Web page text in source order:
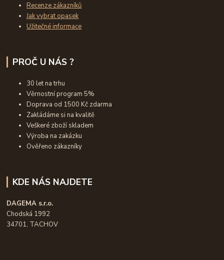
Recenze zákazníků
Jak vybrat opasek
Užitečné informace
PROČ U NÁS ?
30 let na trhu
Věrnostní program 5%
Doprava od 1500 Kč zdarma
Zakládáme si na kvalitě
Veškeré zboží skladem
Výroba na zakázku
Ověřeno zákazníky
KDE NÁS NAJDETE
DAGEMA s.r.o.
Chodská 1992
34701, TACHOV